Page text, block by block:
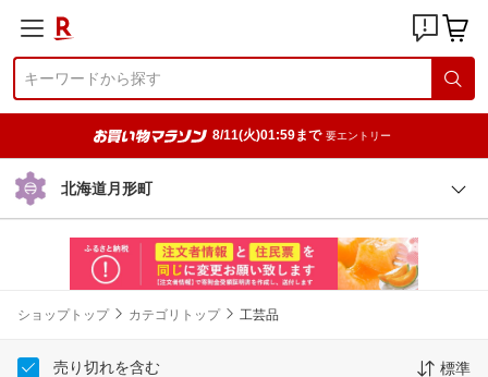
8/11(火)01:59まで 要エントリー
北海道月形町
ショップトップ カテゴリトップ 工芸品
売り切れを含む 標準